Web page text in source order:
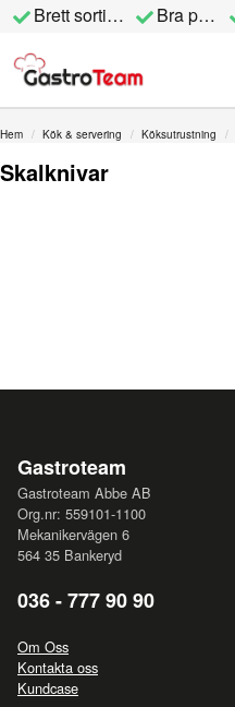
Brett sortiment Bra priser
Hem Kök & servering Köksutrustning
Skalknivar
Gastroteam
Gastroteam Abbe AB
Org.nr: 559101-1100
Mekanikervägen 6
564 35 Bankeryd
036 - 777 90 90
Om Oss
Kontakta oss
Kundcase